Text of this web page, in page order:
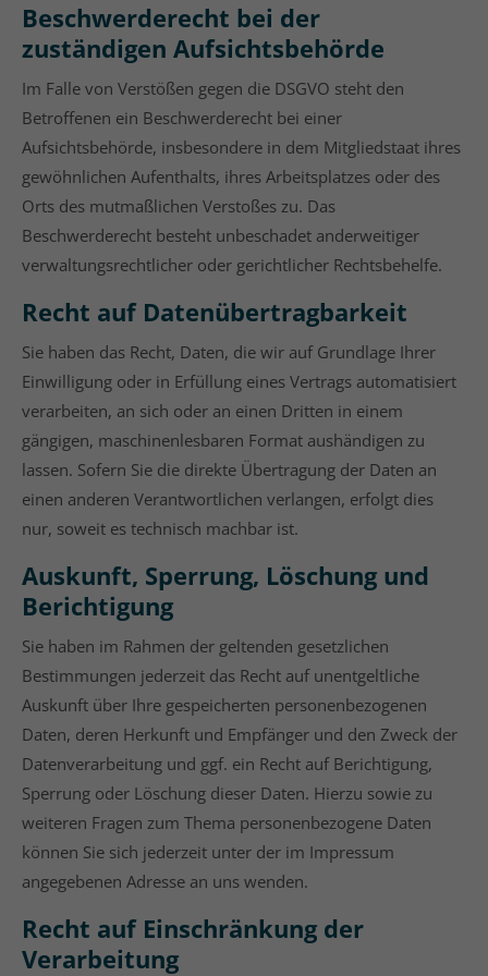
Beschwerderecht bei der
zuständigen Aufsichtsbehörde
Im Falle von Verstößen gegen die DSGVO steht den
Betroffenen ein Beschwerderecht bei einer
Aufsichtsbehörde, insbesondere in dem Mitgliedstaat ihres
gewöhnlichen Aufenthalts, ihres Arbeitsplatzes oder des
Orts des mutmaßlichen Verstoßes zu. Das
Beschwerderecht besteht unbeschadet anderweitiger
verwaltungsrechtlicher oder gerichtlicher Rechtsbehelfe.
Recht auf Datenübertragbarkeit
Sie haben das Recht, Daten, die wir auf Grundlage Ihrer
Einwilligung oder in Erfüllung eines Vertrags automatisiert
verarbeiten, an sich oder an einen Dritten in einem
gängigen, maschinenlesbaren Format aushändigen zu
lassen. Sofern Sie die direkte Übertragung der Daten an
einen anderen Verantwortlichen verlangen, erfolgt dies
nur, soweit es technisch machbar ist.
Auskunft, Sperrung, Löschung und
Berichtigung
Sie haben im Rahmen der geltenden gesetzlichen
Bestimmungen jederzeit das Recht auf unentgeltliche
Auskunft über Ihre gespeicherten personenbezogenen
Daten, deren Herkunft und Empfänger und den Zweck der
Datenverarbeitung und ggf. ein Recht auf Berichtigung,
Sperrung oder Löschung dieser Daten. Hierzu sowie zu
weiteren Fragen zum Thema personenbezogene Daten
können Sie sich jederzeit unter der im Impressum
angegebenen Adresse an uns wenden.
Recht auf Einschränkung der
Verarbeitung